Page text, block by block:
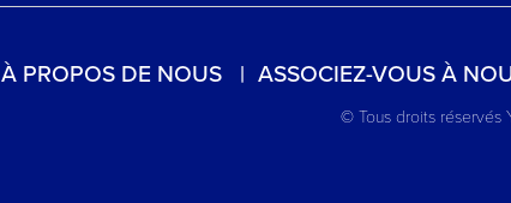
À PROPOS DE NOUS ASSOCIEZ-VOUS À
© Tous droits réservés